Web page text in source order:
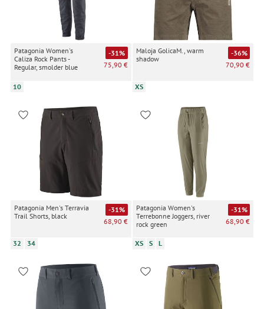
Patagonia Women's
Caliza Rock Pants -
Regular, smolder blue
-31%
75,90 €
10
Maloja GolicaM., warm
shadow
-36%
70,90 €
XS
Patagonia Men's Terravia
Trail Shorts, black
-31%
68,90 €
32 34
Patagonia Women's
Terrebonne Joggers, river
rock green
-31%
68,90 €
XS S L